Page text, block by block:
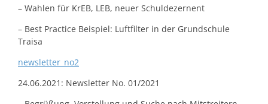
– Wahlen für KrEB, LEB, neuer Schuldezernent
– Best Practice Beispiel: Luftfilter in der Grundschule
Traisa
newsletter_no2
24.06.2021: Newsletter No. 01/2021